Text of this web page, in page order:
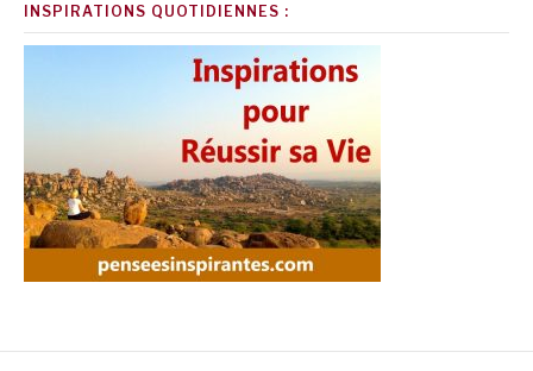
INSPIRATIONS QUOTIDIENNES :